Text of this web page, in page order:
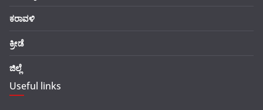
ಕರಾವಳಿ
ಕ್ರೀಡೆ
ಜಿಲ್ಲೆ
Useful links